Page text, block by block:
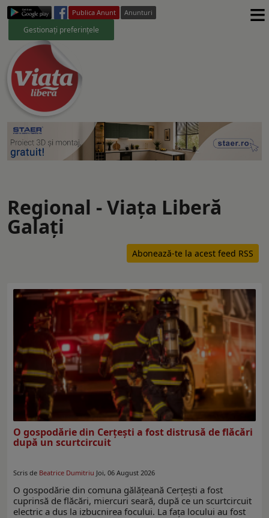
Publica Anunt Anunturi
Gestionați preferințele ≡
Regional - Viaţa Liberă
Galaţi
Abonează-te la acest feed RSS
O gospodărie din Cerțești a fost distrusă de flăcări
după un scurtcircuit
Scris de Beatrice Dumitriu Joi, 06 August 2026
O gospodărie din comuna gălățeană Cerțești a fost
cuprinsă de flăcări, miercuri seară, după ce un scurtcircuit
electric a dus la izbucnirea focului. La fața locului au fost